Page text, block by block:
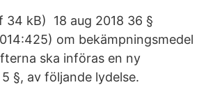
34 kB) 18 aug 2018 36 §
om bekämpningsmedel
ska införas en ny
§, av följande lydelse.